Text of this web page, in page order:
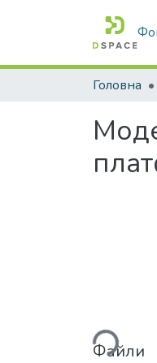
Головна
Вантажиться...
Файли